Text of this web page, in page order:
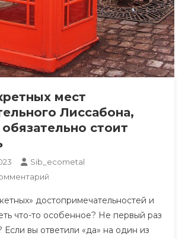
мест
Лиссабона,
стоит
Sib_ecometal
К
Секретных
Мест
Очаровательного
достопримечательностей и
что-то особенное? Не первый раз
вы ответили «да» на один из